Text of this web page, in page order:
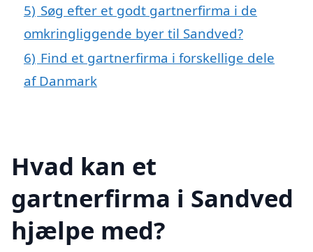
5) Søg efter et godt gartnerfirma i de
omkringliggende byer til Sandved?
6) Find et gartnerfirma i forskellige dele
af Danmark
Hvad kan et
gartnerfirma i Sandved
hjælpe med?